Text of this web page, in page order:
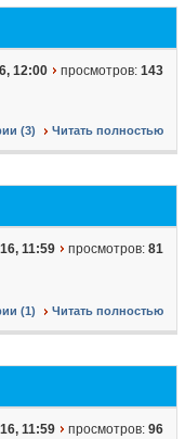
12:00 просмотров: 143
(3) Читать полностью
11:59 просмотров: 81
(1) Читать полностью
11:59 просмотров: 96